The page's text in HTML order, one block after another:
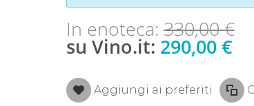
In enoteca:330,00 €
su Vino.it: 290,00 €
Aggiungi ai preferiti